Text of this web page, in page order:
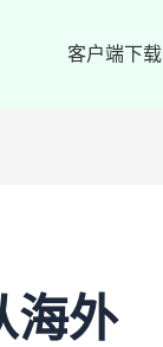
客户端下载
海外